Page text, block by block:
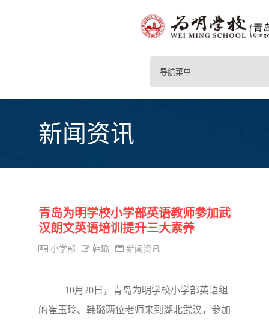
导航菜单
新闻资讯
青岛为明学校小学部英语教师参加武
汉朗文英语培训提升三大素养
小学部 韩璐 新闻资讯
10月20日，青岛为明学校小学部英语组
的崔玉玲、韩璐两位老师来到湖北武汉，参加